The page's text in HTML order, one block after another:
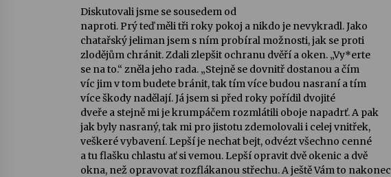
Diskutovali jsme se sousedem od
naproti. Prý teď měli tři roky pokoj a nikdo je nevykradl. Jako
chatařský jeliman jsem s ním probíral možnosti, jak se proti
zlodějům chránit. Zdali zlepšit ochranu dvěří a oken. „Vy*erte
se na to.“ zněla jeho rada. „Stejně se dovnitř dostanou a čím
víc jim v tom budete bránit, tak tím více budou nasraní a tím
více škody nadělají. Já jsem si před roky pořídil dvojité
dveře a stejně mi je krumpáčem rozmlátili oboje napadrť. A pak
jak byly nasraný, tak mi pro jistotu zdemolovali i celej vnitřek,
veškeré vybavení. Lepší je nechat bejt, odvézt všechno cenné
a tu flašku chlastu ať si vemou. Lepší opravit dvě okenic a dvě
okna, než opravovat rozflákanou střechu. A ještě Vám to nakonec